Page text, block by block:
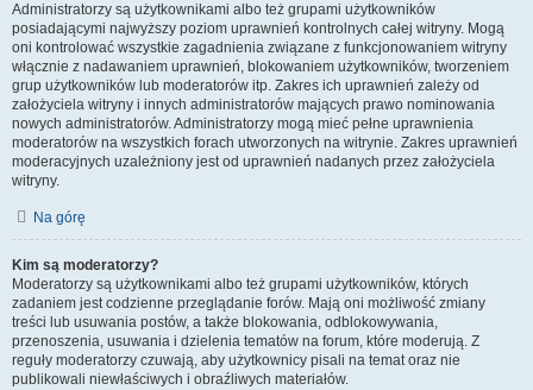
Administratorzy są użytkownikami albo też grupami użytkowników
posiadającymi najwyższy poziom uprawnień kontrolnych całej witryny. Mogą
oni kontrolować wszystkie zagadnienia związane z funkcjonowaniem witryny
włącznie z nadawaniem uprawnień, blokowaniem użytkowników, tworzeniem
grup użytkowników lub moderatorów itp. Zakres ich uprawnień zależy od
założyciela witryny i innych administratorów mających prawo nominowania
nowych administratorów. Administratorzy mogą mieć pełne uprawnienia
moderatorów na wszystkich forach utworzonych na witrynie. Zakres uprawnień
moderacyjnych uzależniony jest od uprawnień nadanych przez założyciela
witryny.
Na górę
Kim są moderatorzy?
Moderatorzy są użytkownikami albo też grupami użytkowników, których
zadaniem jest codzienne przeglądanie forów. Mają oni możliwość zmiany
treści lub usuwania postów, a także blokowania, odblokowywania,
przenoszenia, usuwania i dzielenia tematów na forum, które moderują. Z
reguły moderatorzy czuwają, aby użytkownicy pisali na temat oraz nie
publikowali niewłaściwych i obraźliwych materiałów.